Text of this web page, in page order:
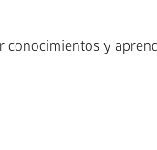
conocimientos y